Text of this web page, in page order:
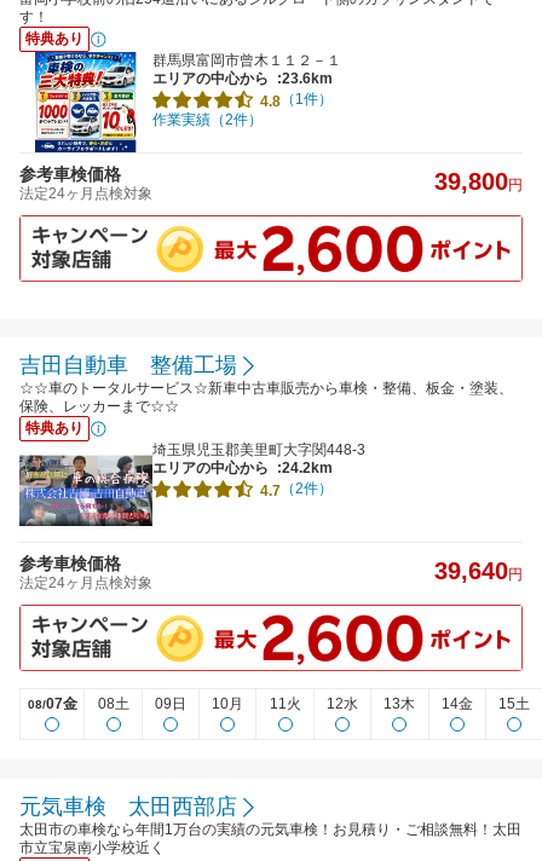
す！
特典あり
群馬県富岡市曾木１１２－１
エリアの中心から
:23.6km
4.8 （1件）
作業実績（2件）
参考車検価格
法定24ヶ月点検対象 39,800円
吉田自動車 整備工場
☆☆車のトータルサービス☆新車中古車販売から車検・整備、板金・塗装、
保険、レッカーまで☆☆
特典あり
埼玉県児玉郡美里町大字関448-3
エリアの中心から
:24.2km
4.7 （2件）
参考車検価格
法定24ヶ月点検対象 39,640円
08/07金 08土 09日 10月 11火 12水 13木 14金 15土
元気車検 太田西部店
太田市の車検なら年間1万台の実績の元気車検！お見積り・ご相談無料！太田
市立宝泉南小学校近く